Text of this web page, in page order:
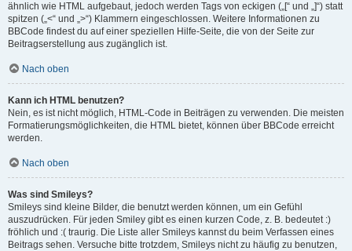
ähnlich wie HTML aufgebaut, jedoch werden Tags von eckigen („[“ und „]“) statt
spitzen („<“ und „>“) Klammern eingeschlossen. Weitere Informationen zu
BBCode findest du auf einer speziellen Hilfe-Seite, die von der Seite zur
Beitragserstellung aus zugänglich ist.
Nach oben
Kann ich HTML benutzen?
Nein, es ist nicht möglich, HTML-Code in Beiträgen zu verwenden. Die meisten
Formatierungsmöglichkeiten, die HTML bietet, können über BBCode erreicht
werden.
Nach oben
Was sind Smileys?
Smileys sind kleine Bilder, die benutzt werden können, um ein Gefühl
auszudrücken. Für jeden Smiley gibt es einen kurzen Code, z. B. bedeutet :)
fröhlich und :( traurig. Die Liste aller Smileys kannst du beim Verfassen eines
Beitrags sehen. Versuche bitte trotzdem, Smileys nicht zu häufig zu benutzen,